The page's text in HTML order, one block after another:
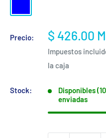
Precio:
Precio
de
venta
$ 426.00
Impuestos
la caja
Stock:
Disponibles
enviadas